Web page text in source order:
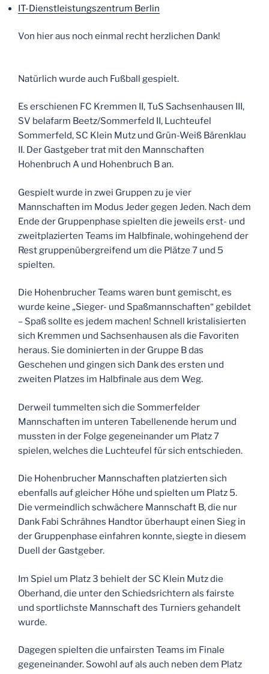
IT-Dienstleistungszentrum Berlin
Von hier aus noch einmal recht herzlichen Dank!
Natürlich wurde auch Fußball gespielt.
Es erschienen FC Kremmen II, TuS Sachsenhausen III,
SV belafarm Beetz/Sommerfeld II, Luchteufel
Sommerfeld, SC Klein Mutz und Grün-Weiß Bärenklau
II. Der Gastgeber trat mit den Mannschaften
Hohenbruch A und Hohenbruch B an.
Gespielt wurde in zwei Gruppen zu je vier
Mannschaften im Modus Jeder gegen Jeden. Nach dem
Ende der Gruppenphase spielten die jeweils erst- und
zweitplazierten Teams im Halbfinale, wohingehend der
Rest gruppenübergreifend um die Plätze 7 und 5
spielten.
Die Hohenbrucher Teams waren bunt gemischt, es
wurde keine „Sieger- und Spaßmannschaften“ gebildet
– Spaß sollte es jedem machen! Schnell kristalisierten
sich Kremmen und Sachsenhausen als die Favoriten
heraus. Sie dominierten in der Gruppe B das
Geschehen und gingen sich Dank des ersten und
zweiten Platzes im Halbfinale aus dem Weg.
Derweil tummelten sich die Sommerfelder
Mannschaften im unteren Tabellenende herum und
mussten in der Folge gegeneinander um Platz 7
spielen, welches die Luchteufel für sich entschieden.
Die Hohenbrucher Mannschaften platzierten sich
ebenfalls auf gleicher Höhe und spielten um Platz 5.
Die vermeindlich schwächere Mannschaft B, die nur
Dank Fabi Schrähnes Handtor überhaupt einen Sieg in
der Gruppenphase einfahren konnte, siegte in diesem
Duell der Gastgeber.
Im Spiel um Platz 3 behielt der SC Klein Mutz die
Oberhand, die unter den Schiedsrichtern als fairste
und sportlichste Mannschaft des Turniers gehandelt
wurde.
Dagegen spielten die unfairsten Teams im Finale
gegeneinander. Sowohl auf als auch neben dem Platz